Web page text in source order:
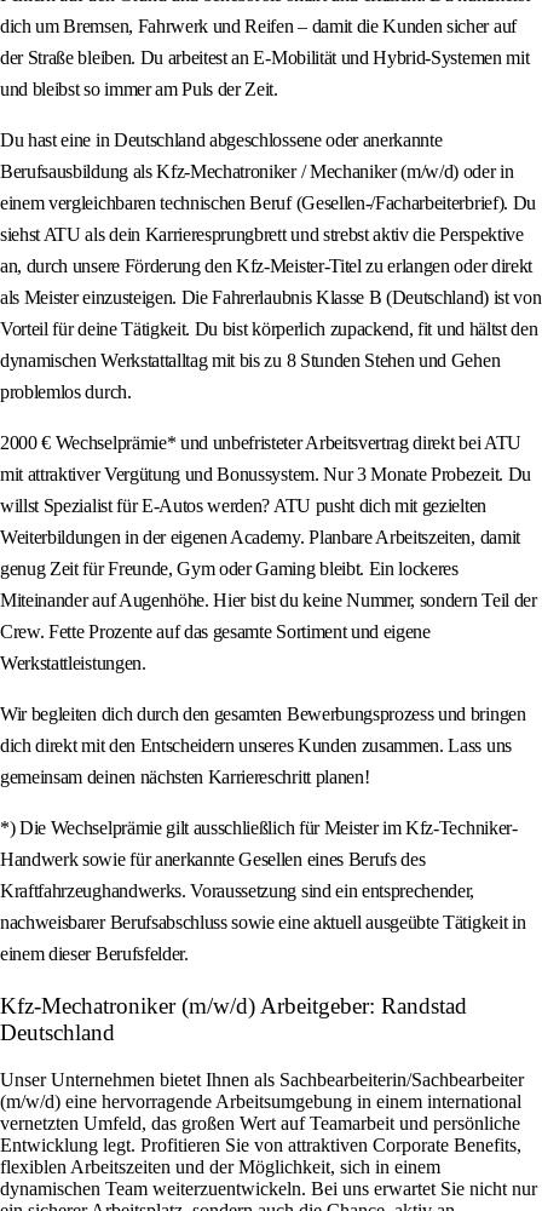
dich um Bremsen, Fahrwerk und Reifen – damit die Kunden sicher auf
der Straße bleiben. Du arbeitest an E-Mobilität und Hybrid-Systemen mit
und bleibst so immer am Puls der Zeit.
Du hast eine in Deutschland abgeschlossene oder anerkannte
Berufsausbildung als Kfz-Mechatroniker / Mechaniker (m/w/d) oder in
einem vergleichbaren technischen Beruf (Gesellen-/Facharbeiterbrief). Du
siehst ATU als dein Karrieresprungbrett und strebst aktiv die Perspektive
an, durch unsere Förderung den Kfz-Meister-Titel zu erlangen oder direkt
als Meister einzusteigen. Die Fahrerlaubnis Klasse B (Deutschland) ist von
Vorteil für deine Tätigkeit. Du bist körperlich zupackend, fit und hältst den
dynamischen Werkstattalltag mit bis zu 8 Stunden Stehen und Gehen
problemlos durch.
2000 € Wechselprämie* und unbefristeter Arbeitsvertrag direkt bei ATU
mit attraktiver Vergütung und Bonussystem. Nur 3 Monate Probezeit. Du
willst Spezialist für E-Autos werden? ATU pusht dich mit gezielten
Weiterbildungen in der eigenen Academy. Planbare Arbeitszeiten, damit
genug Zeit für Freunde, Gym oder Gaming bleibt. Ein lockeres
Miteinander auf Augenhöhe. Hier bist du keine Nummer, sondern Teil der
Crew. Fette Prozente auf das gesamte Sortiment und eigene
Werkstattleistungen.
Wir begleiten dich durch den gesamten Bewerbungsprozess und bringen
dich direkt mit den Entscheidern unseres Kunden zusammen. Lass uns
gemeinsam deinen nächsten Karriereschritt planen!
*) Die Wechselprämie gilt ausschließlich für Meister im Kfz-Techniker-
Handwerk sowie für anerkannte Gesellen eines Berufs des
Kraftfahrzeughandwerks. Voraussetzung sind ein entsprechender,
nachweisbarer Berufsabschluss sowie eine aktuell ausgeübte Tätigkeit in
einem dieser Berufsfelder.
Kfz-Mechatroniker (m/w/d) Arbeitgeber: Randstad
Deutschland
Unser Unternehmen bietet Ihnen als Sachbearbeiterin/Sachbearbeiter
(m/w/d) eine hervorragende Arbeitsumgebung in einem international
vernetzten Umfeld, das großen Wert auf Teamarbeit und persönliche
Entwicklung legt. Profitieren Sie von attraktiven Corporate Benefits,
flexiblen Arbeitszeiten und der Möglichkeit, sich in einem
dynamischen Team weiterzuentwickeln. Bei uns erwartet Sie nicht nur